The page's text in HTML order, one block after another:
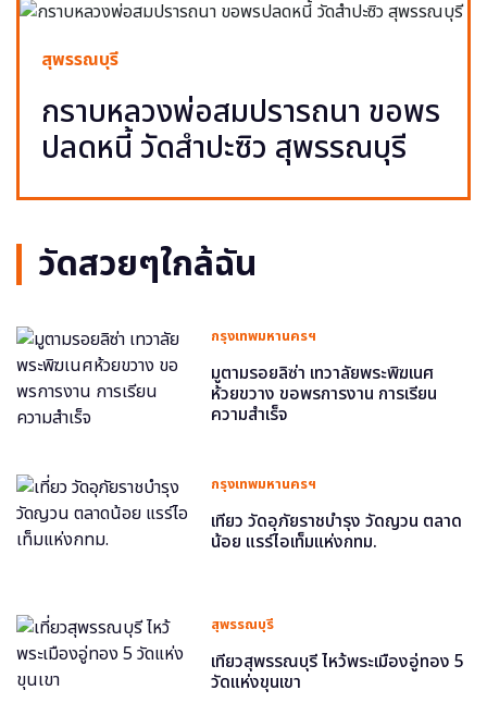
สุพรรณบุรี
กราบหลวงพ่อสมปรารถนา ขอพร
ปลดหนี้ วัดสำปะซิว สุพรรณบุรี
วัดสวยๆใกล้ฉัน
กรุงเทพมหานครฯ
มูตามรอยลิซ่า เทวาลัยพระพิฆเนศ
ห้วยขวาง ขอพรการงาน การเรียน
ความสำเร็จ
กรุงเทพมหานครฯ
เที่ยว วัดอุภัยราชบำรุง วัดญวน ตลาด
น้อย แรร์ไอเท็มแห่งกทม.
สุพรรณบุรี
เที่ยวสุพรรณบุรี ไหว้พระเมืองอู่ทอง 5
วัดแห่งขุนเขา